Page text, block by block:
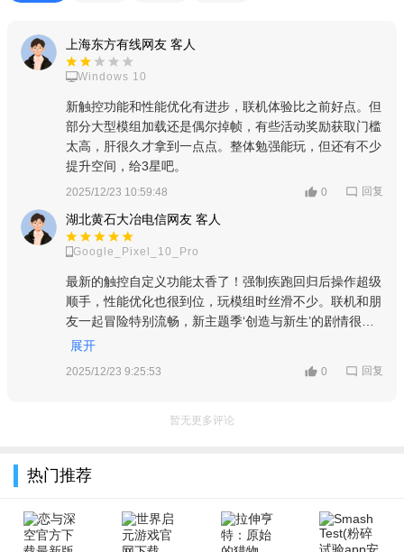
上海东方有线网友 客人
Windows 10
新触控功能和性能优化有进步，联机体验比之前好点。但
部分大型模组加载还是偶尔掉帧，有些活动奖励获取门槛
太高，肝很久才拿到一点点。整体勉强能玩，但还有不少
提升空间，给3星吧。
2025/12/23 10:59:48 0 回复
湖北黄石大冶电信网友 客人
Google_Pixel_10_Pro
最新的触控自定义功能太香了！强制疾跑回归后操作超级
顺手，性能优化也很到位，玩模组时丝滑不少。联机和朋
友一起冒险特别流畅，新主题季‘创造与新生’的剧情很吸
引人，史蒂夫的节目单活动多奖励丰富，每天都想上线探
展开
2025/12/23 9:25:53 0 回复
暂无更多评论
热门推荐